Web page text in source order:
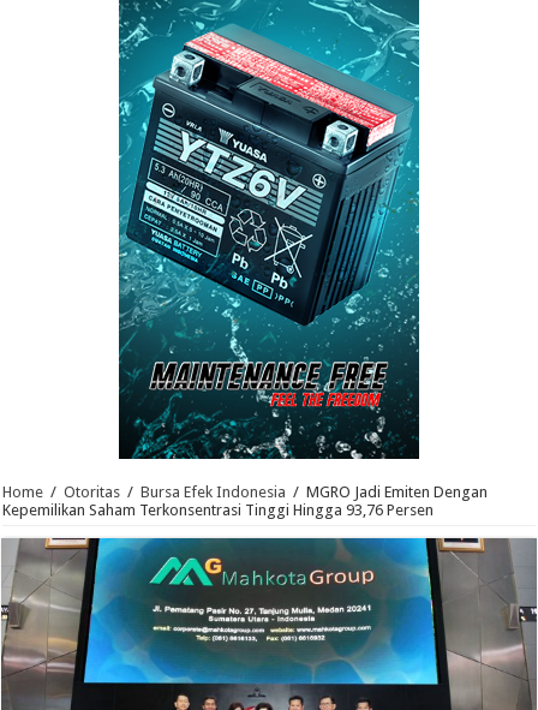
Home / Otoritas / Bursa Efek Indonesia / MGRO Jadi Emiten Dengan
Kepemilikan Saham Terkonsentrasi Tinggi Hingga 93,76 Persen